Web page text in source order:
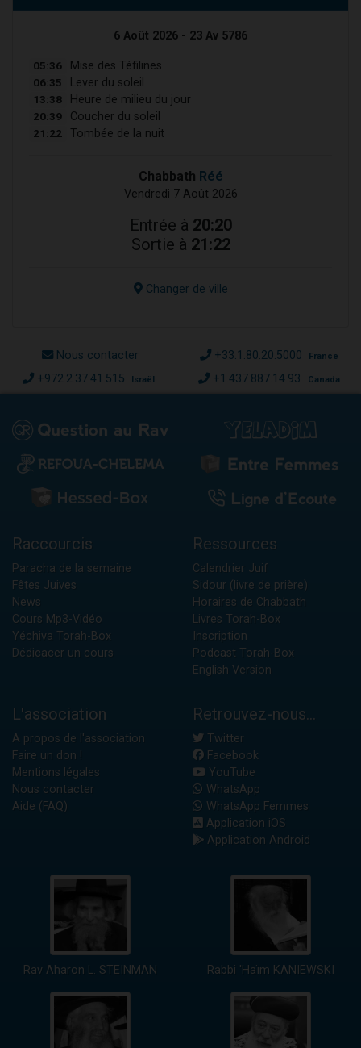
6 Août 2026 - 23 Av 5786
05:36 Mise des Téfilines
06:35 Lever du soleil
13:38 Heure de milieu du jour
20:39 Coucher du soleil
21:22 Tombée de la nuit
Chabbath Réé
Vendredi 7 Août 2026
Entrée à 20:20
Sortie à 21:22
Changer de ville
Nous contacter +33.1.80.20.5000 France
+972.2.37.41.515 Israël +1.437.887.14.93 Canada
Raccourcis
Paracha de la semaine
Fêtes Juives
News
Cours Mp3-Vidéo
Yéchiva Torah-Box
Dédicacer un cours
Ressources
Calendrier Juif
Sidour (livre de prière)
Horaires de Chabbath
Livres Torah-Box
Inscription
Podcast Torah-Box
English Version
L'association
A propos de l'association
Faire un don !
Mentions légales
Nous contacter
Aide (FAQ)
Retrouvez-nous...
Twitter
Facebook
YouTube
WhatsApp
WhatsApp Femmes
Application iOS
Application Android
Rav Aharon L. STEINMAN Rabbi 'Haïm KANIEWSKI